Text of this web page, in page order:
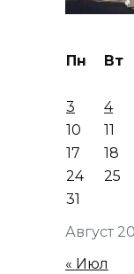
Август
Пн Вт
3
4
10
11
17
18
24
25
31
« Июл